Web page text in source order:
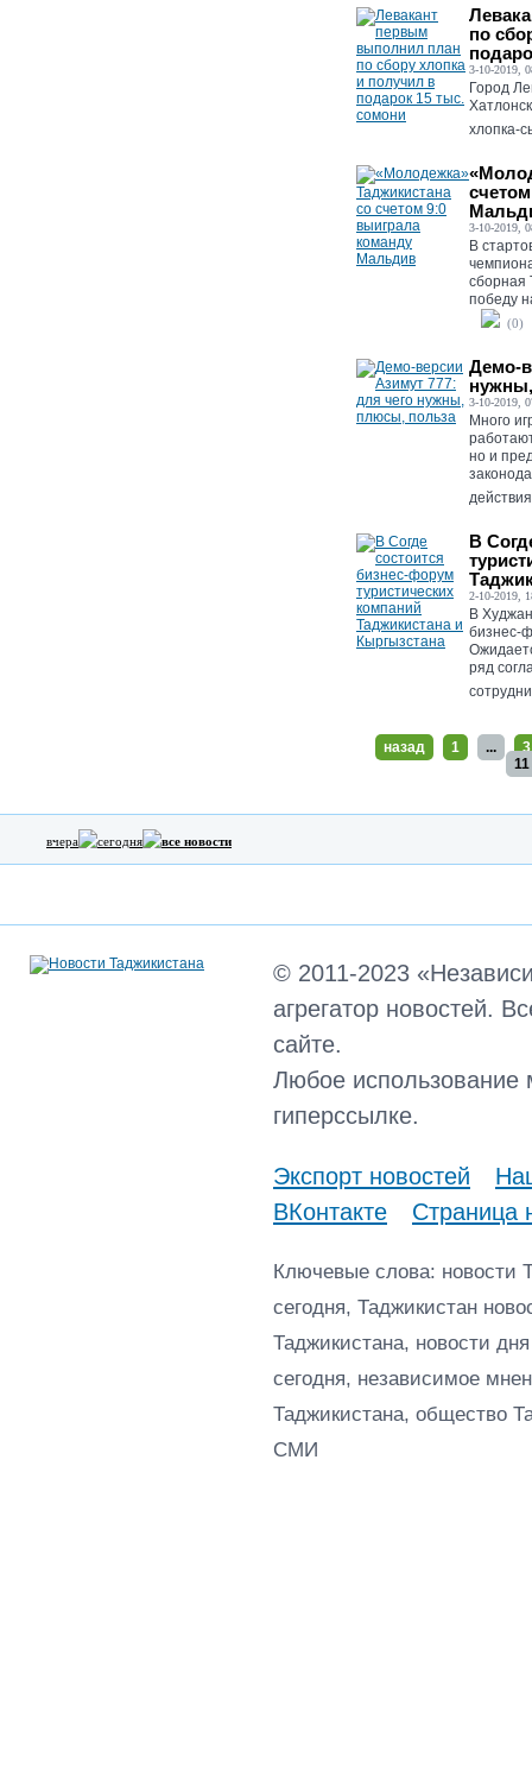
по
3-10-2019,
Город
хлопка-
3-10-2019,
В
сборная
победу
(0)
Демо-
3-10-2019,
Много
но и
В
2-10-2019,
В
бизнес-
ряд
назад 1 ...
3
11
вчера сегодня все новости
© 2011-2023
агрегатор новостей.
сайте.
Любое использование
гиперссылке.
Экспорт новостей
ВКонтакте
Страница
Ключевые слова: новости
сегодня, Таджикистан
Таджикистана, новости
сегодня, независимое
Таджикистана, общество
СМИ